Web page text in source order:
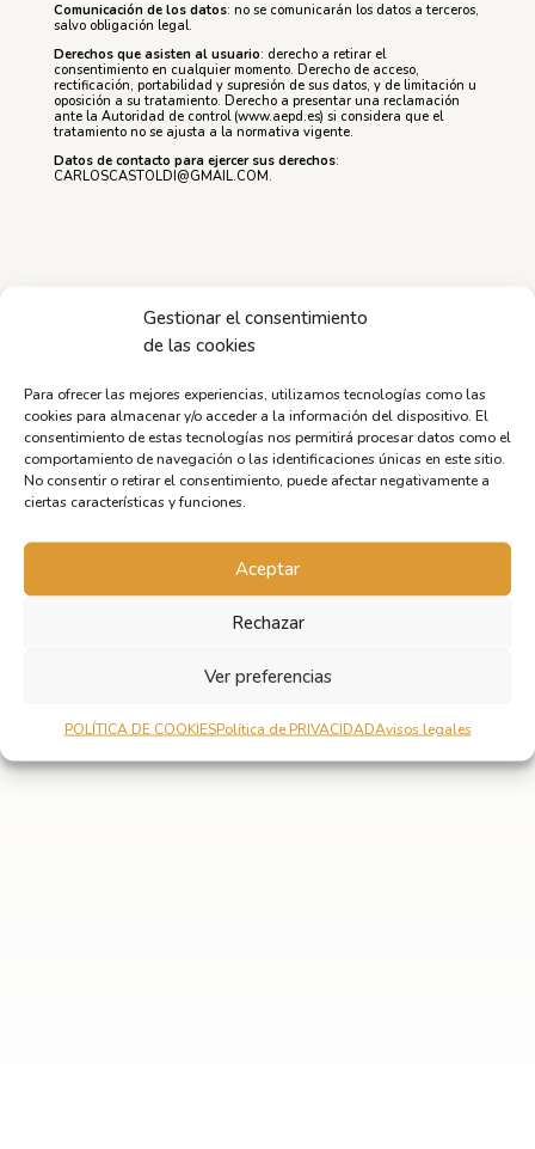
Gestionar el consentimiento
de las cookies
Para ofrecer las mejores experiencias, utilizamos tecnologías como las
cookies para almacenar y/o acceder a la información del dispositivo. El
consentimiento de estas tecnologías nos permitirá procesar datos como el
comportamiento de navegación o las identificaciones únicas en este sitio.
No consentir o retirar el consentimiento, puede afectar negativamente a
ciertas características y funciones.
Aceptar
Rechazar
Ver preferencias
POLÍTICA DE COOKIESPolítica de PRIVACIDADAvisos legales
Comunicación de los datos: no se comunicarán los datos a terceros,
salvo obligación legal.
Derechos que asisten al usuario: derecho a retirar el
consentimiento en cualquier momento. Derecho de acceso,
rectificación, portabilidad y supresión de sus datos, y de limitación u
oposición a su tratamiento. Derecho a presentar una reclamación
ante la Autoridad de control (www.aepd.es) si considera que el
tratamiento no se ajusta a la normativa vigente.
Datos de contacto para ejercer sus derechos:
CARLOSCASTOLDI@GMAIL.COM.